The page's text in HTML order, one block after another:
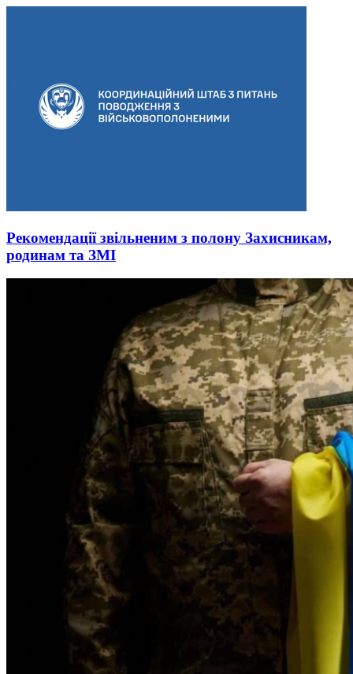
Рекомендації звільненим з полону Захисникам,
родинам та ЗМІ